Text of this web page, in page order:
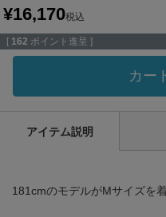
¥16,170税込
[ 162 ポイント進呈 ]
カー
アイテム説明
181cmのモデルがMサイズを着